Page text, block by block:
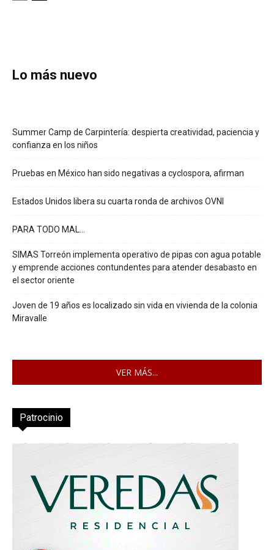
Lo más nuevo
Summer Camp de Carpintería: despierta creatividad, paciencia y
confianza en los niños
Pruebas en México han sido negativas a cyclospora, afirman
Estados Unidos libera su cuarta ronda de archivos OVNI
PARA TODO MAL…
SIMAS Torreón implementa operativo de pipas con agua potable
y emprende acciones contundentes para atender desabasto en
el sector oriente
Joven de 19 años es localizado sin vida en vivienda de la colonia
Miravalle
VER MÁS...
Patrocinio